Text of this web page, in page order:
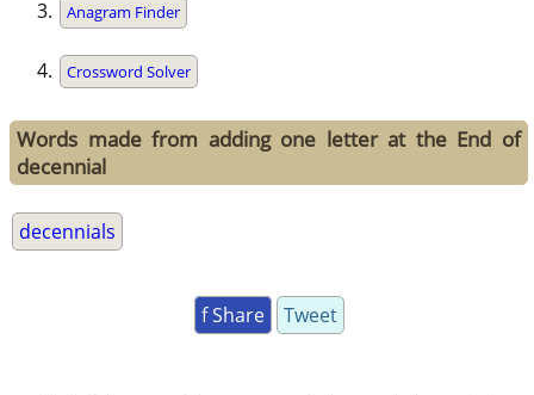
Anagram Finder
Crossword Solver
Words made from adding one letter at the End of
decennial
decennials
f Share Tweet